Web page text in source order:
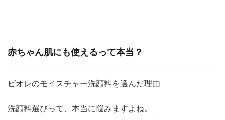
赤ちゃん肌にも使えるって本当？
ビオレのモイスチャー洗顔料を選んだ理由
洗顔料選びって、本当に悩みますよね。